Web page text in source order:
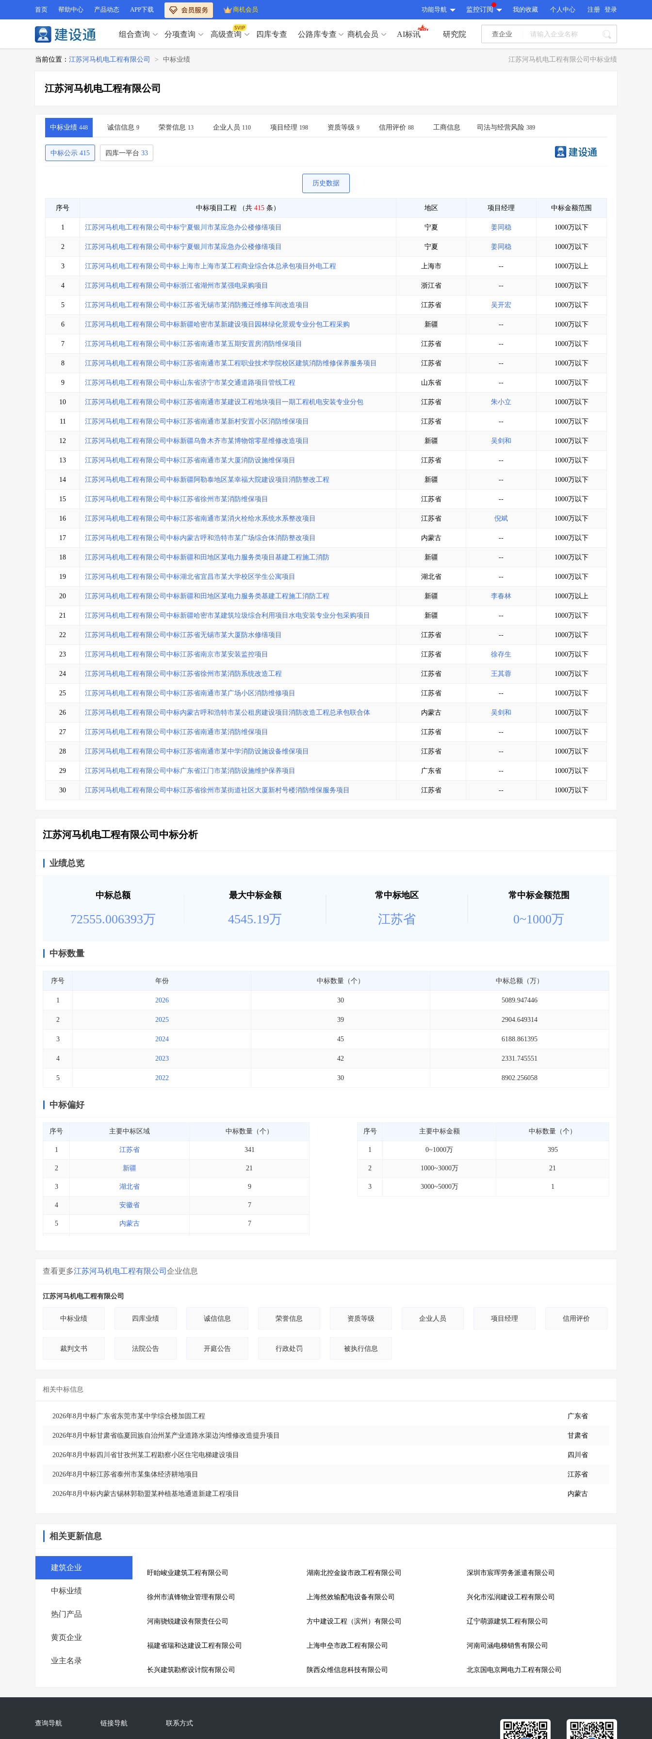
首页 帮助中心 产品动态 APP下载 商机会员 功能导航 监控订阅 我的收藏 个人中心 注册 登录
分项查询（VIP）
查资质 > 查人员>
查荣誉
> 查诚信 >
招标信息 > 组合查询 >
行业 / 地区专查
组合查询-广州
宏观经济
建企舆情
政策规划> 招投标规则>
项目商机
拟建项目审批
研究报告> 文章
API接口> 市场经营AI云平台>
人脉服务
>
组合查询 分项查询 高级查询 四库专查 公路库专查 商机会员 AI标讯 研究院 查企业
查荣誉> 查诚信
>
项目经理> 信用评价>
招标信息> 组合查询
四库专查>
下浮率
技术负责人/专职安全员C证>
查业主> 项目分类筛选>
土地交易>
建设通大数据研究院
当前位置： 江苏河马机电工程有限公司 > 中标业绩 江苏河马机电工程有限公司中标业绩
江苏河马机电工程有限公司
中标业绩 448 诚信信息 9 荣誉信息 13 企业人员 110 项目经理 198 资质等级 9 信用评价 88 工商信息 司法与经营风险 389
中标公示 415 四库一平台 33
历史数据
序号 中标项目工程 （共 415 条） 地区 项目经理 中标金额范围
1 江苏河马机电工程有限公司中标宁夏银川市某应急办公楼修缮项目 宁夏 姜同稳 1000万以下
2 江苏河马机电工程有限公司中标宁夏银川市某应急办公楼修缮项目 宁夏 姜同稳 1000万以下
3 江苏河马机电工程有限公司中标上海市上海市某工程商业综合体总承包项目外电工程 上海市 -- 1000万以上
4 江苏河马机电工程有限公司中标浙江省湖州市某强电采购项目 浙江省 -- 1000万以下
5 江苏河马机电工程有限公司中标江苏省无锡市某消防搬迁维修车间改造项目 江苏省 吴开宏 1000万以下
6 江苏河马机电工程有限公司中标新疆哈密市某新建设项目园林绿化景观专业分包工程采购 新疆 -- 1000万以下
7 江苏河马机电工程有限公司中标江苏省南通市某五期安置房消防维保项目 江苏省 -- 1000万以下
8 江苏河马机电工程有限公司中标江苏省南通市某工程职业技术学院校区建筑消防维修保养服务项目 江苏省 -- 1000万以下
9 江苏河马机电工程有限公司中标山东省济宁市某交通道路项目管线工程 山东省 -- 1000万以下
10 江苏河马机电工程有限公司中标江苏省南通市某建设工程地块项目一期工程机电安装专业分包 江苏省 朱小立 1000万以下
11 江苏河马机电工程有限公司中标江苏省南通市某新村安置小区消防维保项目 江苏省 -- 1000万以下
12 江苏河马机电工程有限公司中标新疆乌鲁木齐市某博物馆零星维修改造项目 新疆 吴剑和 1000万以下
13 江苏河马机电工程有限公司中标江苏省南通市某大厦消防设施维保项目 江苏省 -- 1000万以下
14 江苏河马机电工程有限公司中标新疆阿勒泰地区某幸福大院建设项目消防整改工程 新疆 -- 1000万以下
15 江苏河马机电工程有限公司中标江苏省徐州市某消防维保项目 江苏省 -- 1000万以下
16 江苏河马机电工程有限公司中标江苏省南通市某消火栓给水系统水系整改项目 江苏省 倪斌 1000万以下
17 江苏河马机电工程有限公司中标内蒙古呼和浩特市某广场综合体消防整改项目 内蒙古 -- 1000万以下
18 江苏河马机电工程有限公司中标新疆和田地区某电力服务类项目基建工程施工消防 新疆 -- 1000万以下
19 江苏河马机电工程有限公司中标湖北省宜昌市某大学校区学生公寓项目 湖北省 -- 1000万以下
20 江苏河马机电工程有限公司中标新疆和田地区某电力服务类基建工程施工消防工程 新疆 李春林 1000万以上
21 江苏河马机电工程有限公司中标新疆哈密市某建筑垃圾综合利用项目水电安装专业分包采购项目 新疆 -- 1000万以下
22 江苏河马机电工程有限公司中标江苏省无锡市某大厦防水修缮项目 江苏省 -- 1000万以下
23 江苏河马机电工程有限公司中标江苏省南京市某安装监控项目 江苏省 徐存生 1000万以下
24 江苏河马机电工程有限公司中标江苏省徐州市某消防系统改造工程 江苏省 王其蓉 1000万以下
25 江苏河马机电工程有限公司中标江苏省南通市某广场小区消防维修项目 江苏省 -- 1000万以下
26 江苏河马机电工程有限公司中标内蒙古呼和浩特市某公租房建设项目消防改造工程总承包联合体 内蒙古 吴剑和 1000万以下
27 江苏河马机电工程有限公司中标江苏省南通市某消防维保项目 江苏省 -- 1000万以下
28 江苏河马机电工程有限公司中标江苏省南通市某中学消防设施设备维保项目 江苏省 -- 1000万以下
29 江苏河马机电工程有限公司中标广东省江门市某消防设施维护保养项目 广东省 -- 1000万以下
30 江苏河马机电工程有限公司中标江苏省徐州市某街道社区大厦新村号楼消防维保服务项目 江苏省 -- 1000万以下
江苏河马机电工程有限公司中标分析
业绩总览
中标总额
72555.006393万
最大中标金额
4545.19万
常中标地区
江苏省
常中标金额范围
0~1000万
中标数量
序号 年份 中标数量（个） 中标总额（万）
1 2026 30 5089.947446
2 2025 39 2904.649314
3 2024 45 6188.861395
4 2023 42 2331.745551
5 2022 30 8902.256058
中标偏好
序号 主要中标区域 中标数量（个）
1 江苏省 341
2 新疆 21
3 湖北省 9
4 安徽省 7
5 内蒙古 7
9 其他
江西省
云南省
14
序号 主要中标金额 中标数量（个）
1 0~1000万 395
2 1000~3000万 21
3 3000~5000万 1
查看更多江苏河马机电工程有限公司 企业信息
江苏河马机电工程有限公司
中标业绩 四库业绩 诚信信息 荣誉信息 资质等级 企业人员 项目经理 信用评价
裁判文书 法院公告 开庭公告 行政处罚 被执行信息
相关中标信息
2026年8月中标广东省东莞市某中学综合楼加固工程 广东省
2026年8月中标甘肃省临夏回族自治州某产业道路水渠边沟维修改造提升项目 甘肃省
2026年8月中标四川省甘孜州某工程勘察小区住宅电梯建设项目 四川省
2026年8月中标江苏省泰州市某集体经济耕地项目 江苏省
2026年8月中标内蒙古锡林郭勒盟某种植基地通道新建工程项目 内蒙古
相关更新信息
建筑企业
中标业绩
热门产品
黄页企业
业主名录
盱眙峻业建筑工程有限公司 湖南北控金旋市政工程有限公司 深圳市宸珲劳务派遣有限公司
徐州市滇锋物业管理有限公司 上海然效输配电设备有限公司 兴化市泓润建设工程有限公司
河南骁锐建设有限责任公司 方中建设工程（滨州）有限公司 辽宁萌源建筑工程有限公司
福建省瑞和达建设工程有限公司 上海申垒市政工程有限公司 河南司涵电梯销售有限公司
长兴建筑勘察设计院有限公司 陕西众维信息科技有限公司 北京国电京网电力工程有限公司
查询导航 链接导航 联系方式